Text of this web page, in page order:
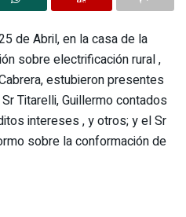
de Abril, en la casa de la
sobre electrificación rural ,
estubieron presentes
Titarelli, Guillermo contados
intereses , y otros; y el Sr
sobre la conformación de